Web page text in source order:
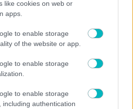
like cookies on web or
apps.
to enable storage
of the website or app.
to enable storage
to enable storage
including authentication